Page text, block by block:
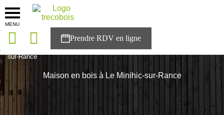
MENU
solutions
sur-Rance
Maison en bois à Le Minihic-sur-Rance